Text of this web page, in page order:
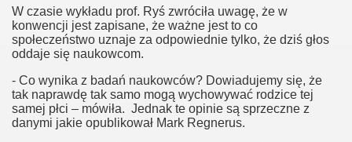
W czasie wykładu prof. Ryś zwróciła uwagę, że w
konwencji jest zapisane, że ważne jest to co
społeczeństwo uznaje za odpowiednie tylko, że dziś głos
oddaje się naukowcom.
- Co wynika z badań naukowców? Dowiadujemy się, że
tak naprawdę tak samo mogą wychowywać rodzice tej
samej płci – mówiła. Jednak te opinie są sprzeczne z
danymi jakie opublikował Mark Regnerus.